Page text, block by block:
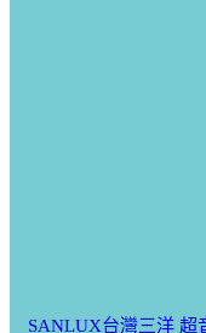
SANLUX台灣三洋 超